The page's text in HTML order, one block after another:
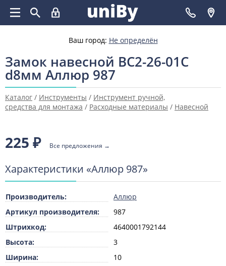
Ваш город: Не определён
Замок навесной ВС2-26-01С
d8мм Аллюр 987
Каталог / Инструменты / Инструмент ручной,
средства для монтажа / Расходные материалы / Навесной
225 ₽ Все предложения →
Характеристики «Аллюр 987»
Производитель:
Аллюр
Артикул производителя:
987
Штрихкод:
4640001792144
Высота:
3
Ширина:
10